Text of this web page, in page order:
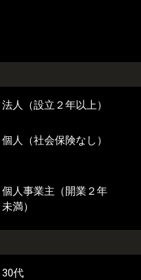
法人（設立２年以上）
個人（社会保険なし）
個人事業主（開業２年
未満）
30代